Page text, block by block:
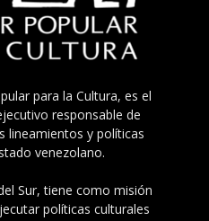
para la Cultura, es el
responsable de
lineamientos y políticas
venezolano.
Sur, tiene como misión
políticas culturales